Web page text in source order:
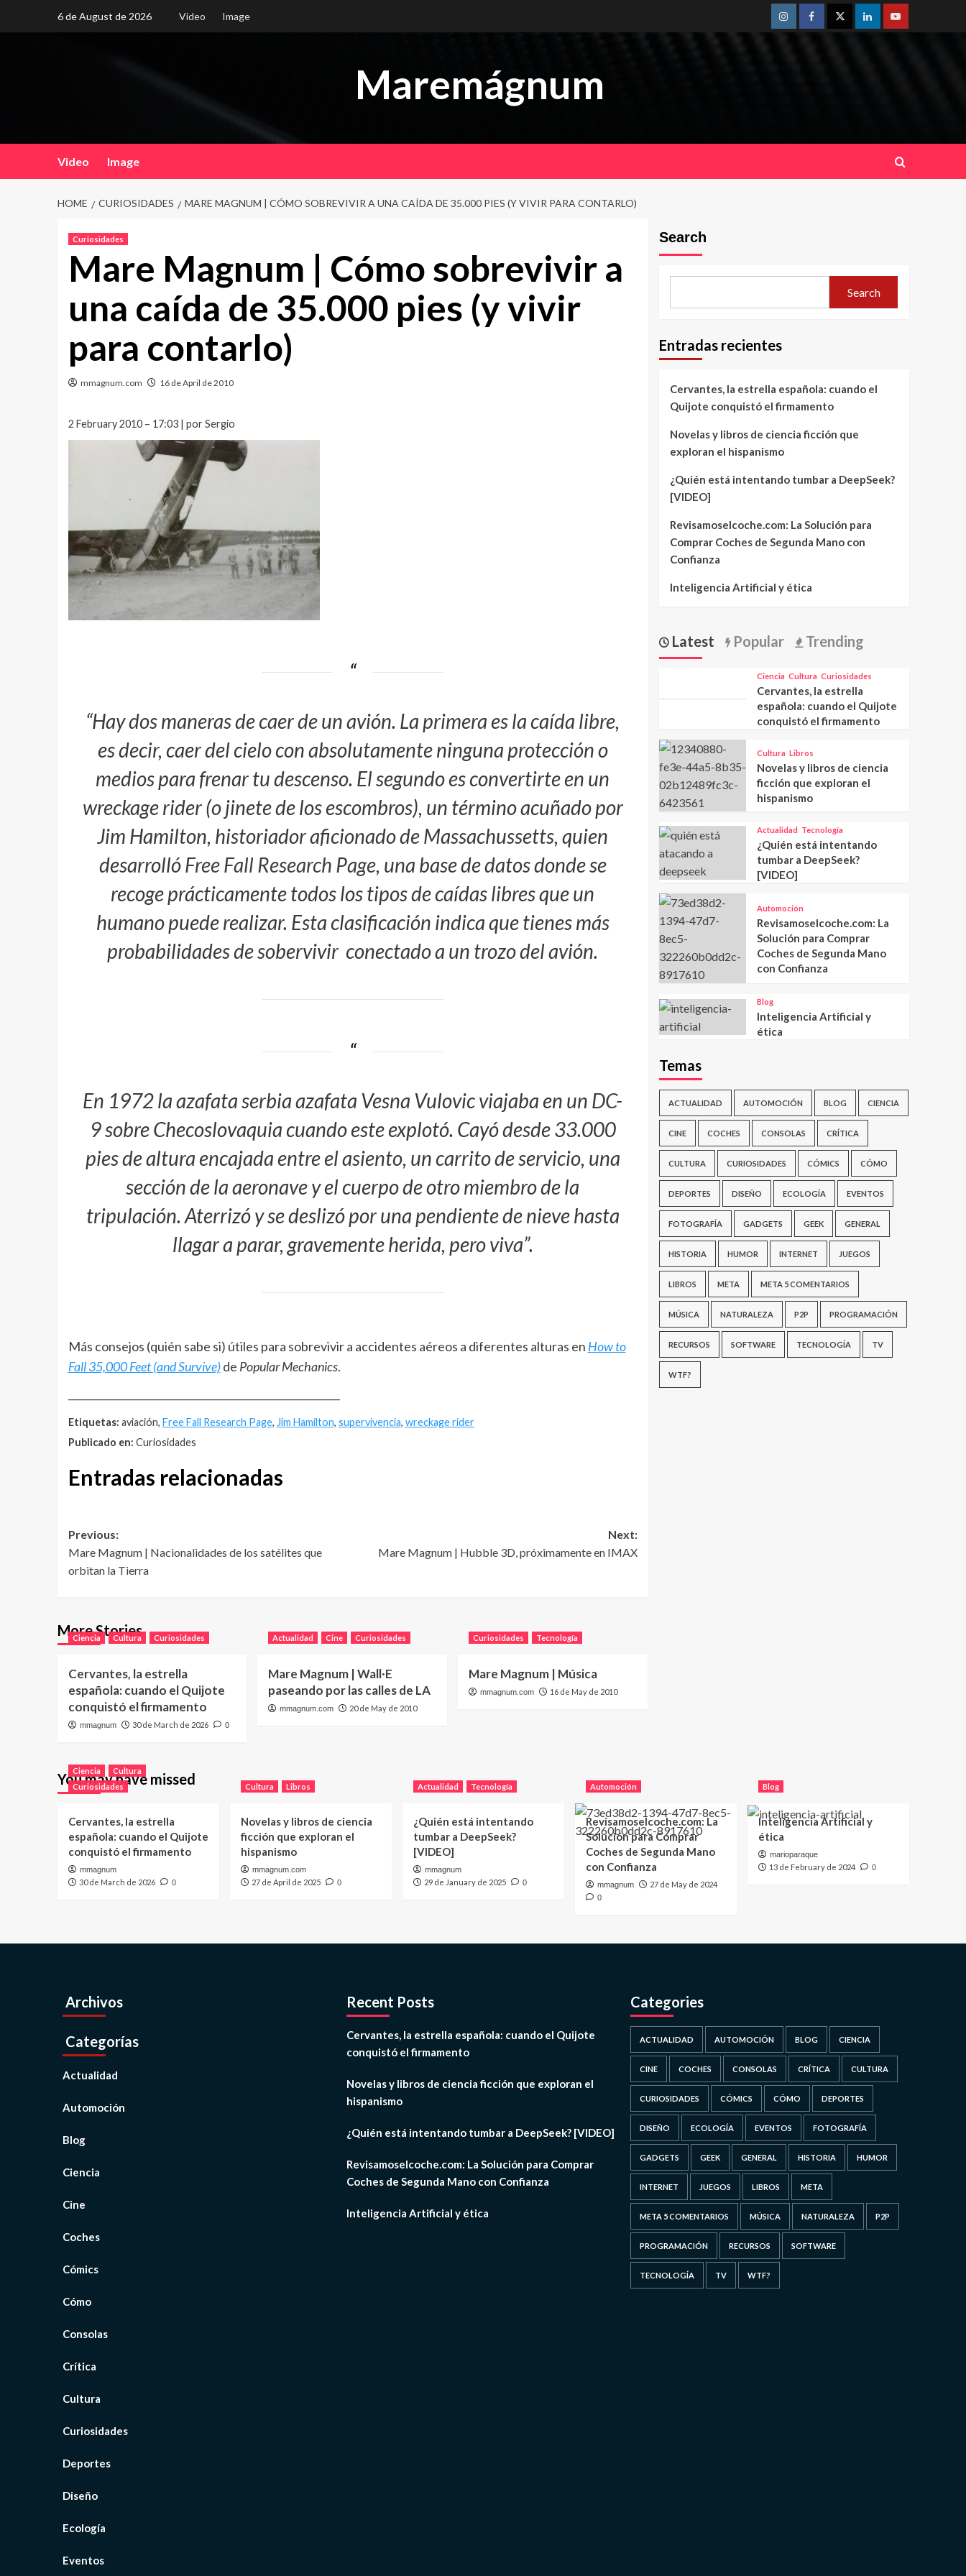
6 de August de 2026 Video Image
InstagramFacebookTwitterLinkedinYoutube
Maremágnum
Video Image
HOME CURIOSIDADES MARE MAGNUM | CÓMO SOBREVIVIR A UNA CAÍDA DE 35.000 PIES (Y VIVIR PARA CONTARLO)
Curiosidades
Mare Magnum | Cómo sobrevivir a
una caída de 35.000 pies (y vivir
para contarlo)
mmagnum.com 16 de April de 2010
2 February 2010 – 17:03 | por Sergio
“Hay dos maneras de caer de un avión. La primera es la caída libre,
es decir, caer del cielo con absolutamente ninguna protección o
medios para frenar tu descenso. El segundo es convertirte en un
wreckage rider(o jinete de los escombros), un término acuñado por
Jim Hamilton, historiador aficionado de Massachussetts, quien
desarrollóFree Fall Research Page, una base de datos donde se
recoge prácticamente todos los tipos de caídas libres que un
humano puede realizar. Esta clasificación indica que tienes más
probabilidades de sobervivir conectado a un trozo del avión.
En 1972 la azafata serbia azafata Vesna Vulovic viajaba en un DC-
9sobre Checoslovaquia cuando este explotó. Cayó desde 33.000
pies de altura encajada entre el asiento, un carrito de servicio, una
sección de la aeronave y el cuerpo de otro miembro de la
tripulación. Aterrizó y se deslizó por una pendiente de nieve hasta
llagar a parar, gravemente herida, pero viva”.
Más consejos (quién sabe si) útiles para sobrevivir a accidentes aéreos a diferentes alturas en How to
Fall 35,000 Feet (and Survive)de Popular Mechanics.
Etiquetas: aviación, Free Fall Research Page, Jim Hamilton, supervivencia, wreckage rider
Publicado en: Curiosidades
Entradas relacionadas
Post
navigation
Previous:
Mare Magnum | Nacionalidades de los satélites que
orbitan la Tierra
Next:
Mare Magnum | Hubble 3D, próximamente en IMAX
More Stories
Ciencia Cultura Curiosidades
Cervantes, la estrella
española: cuando el Quijote
conquistó el firmamento
mmagnum 30 de March de 2026 0
Actualidad Cine Curiosidades
Mare Magnum | Wall·E
paseando por las calles de LA
mmagnum.com 20 de May de 2010
Curiosidades Tecnología
Mare Magnum | Música
mmagnum.com 16 de May de 2010
Search
Search
Entradas recientes
Cervantes, la estrella española: cuando el
Quijote conquistó el firmamento
Novelas y libros de ciencia ficción que
exploran el hispanismo
¿Quién está intentando tumbar a DeepSeek?
[VIDEO]
Revisamoselcoche.com: La Solución para
Comprar Coches de Segunda Mano con
Confianza
Inteligencia Artificial y ética
Latest Popular Trending
Ciencia Cultura Curiosidades
Cervantes, la estrella
española: cuando el Quijote
conquistó el firmamento
Cultura Libros
Novelas y libros de ciencia
ficción que exploran el
hispanismo
Actualidad Tecnología
¿Quién está intentando
tumbar a DeepSeek?
[VIDEO]
Automoción
Revisamoselcoche.com: La
Solución para Comprar
Coches de Segunda Mano
con Confianza
Blog
Inteligencia Artificial y
ética
Temas
ACTUALIDAD AUTOMOCIÓN BLOG CIENCIA
CINE COCHES CONSOLAS CRÍTICA
CULTURA CURIOSIDADES CÓMICS CÓMO
DEPORTES DISEÑO ECOLOGÍA EVENTOS
FOTOGRAFÍA GADGETS GEEK GENERAL
HISTORIA HUMOR INTERNET JUEGOS
LIBROS META META 5 COMENTARIOS
MÚSICA NATURALEZA P2P PROGRAMACIÓN
RECURSOS SOFTWARE TECNOLOGÍA TV
WTF?
You may have missed
Ciencia
Cultura
Curiosidades
Cervantes, la estrella
española: cuando el Quijote
conquistó el firmamento
mmagnum
30 de March de 2026 0
Cultura Libros
Novelas y libros de ciencia
ficción que exploran el
hispanismo
mmagnum.com
27 de April de 2025 0
Actualidad Tecnología
¿Quién está intentando
tumbar a DeepSeek?
[VIDEO]
mmagnum
29 de January de 2025 0
Automoción
Revisamoselcoche.com: La
Solución para Comprar
Coches de Segunda Mano
con Confianza
mmagnum 27 de May de 2024
0
Blog
Inteligencia Artificial y
ética
marioparaque
13 de February de 2024 0
Archivos
Categorías
Actualidad
Automoción
Blog
Ciencia
Cine
Coches
Cómics
Cómo
Consolas
Crítica
Cultura
Curiosidades
Deportes
Diseño
Ecología
Eventos
Recent Posts
Cervantes, la estrella española: cuando el Quijote
conquistó el firmamento
Novelas y libros de ciencia ficción que exploran el
hispanismo
¿Quién está intentando tumbar a DeepSeek? [VIDEO]
Revisamoselcoche.com: La Solución para Comprar
Coches de Segunda Mano con Confianza
Inteligencia Artificial y ética
Categories
ACTUALIDAD AUTOMOCIÓN BLOG CIENCIA
CINE COCHES CONSOLAS CRÍTICA CULTURA
CURIOSIDADES CÓMICS CÓMO DEPORTES
DISEÑO ECOLOGÍA EVENTOS FOTOGRAFÍA
GADGETS GEEK GENERAL HISTORIA HUMOR
INTERNET JUEGOS LIBROS META
META 5 COMENTARIOS MÚSICA NATURALEZA P2P
PROGRAMACIÓN RECURSOS SOFTWARE
TECNOLOGÍA TV WTF?